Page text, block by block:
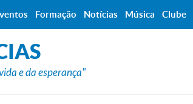
e da esperança"
Formação Notícias Música Clube